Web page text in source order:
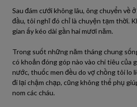
Sau đám cưới không lâu, ông chuyển về
đầu, tôi nghĩ đó chỉ là chuyện tạm thời.
gian ấy kéo dài gần hai mươi năm.
Trong suốt những năm tháng chung
có khoản đóng góp nào vào chi tiêu của
nước, thuốc men đều do vợ chồng tôi lo
đi lại chậm chạp, cũng không thể phụ
nom các cháu.